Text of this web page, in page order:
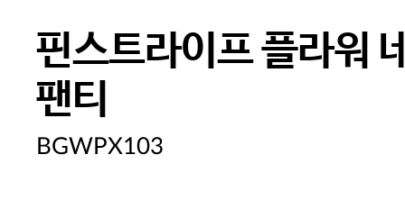
핀스트라이프 플라워
팬티
BGWPX103